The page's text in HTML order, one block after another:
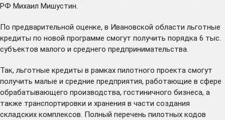
РФ Михаил Мишустин.
По предварительной оценке, в Ивановской области льготные
кредиты по новой программе смогут получить порядка 6 тыс.
субъектов малого и среднего предпринимательства.
Так, льготные кредиты в рамках пилотного проекта смогут
получить малые и средние предприятия, работающие в сфере
обрабатывающего производства, гостиничного бизнеса, а
также транспортировки и хранения в части создания
складских комплексов. Полный перечень пилотных кодов